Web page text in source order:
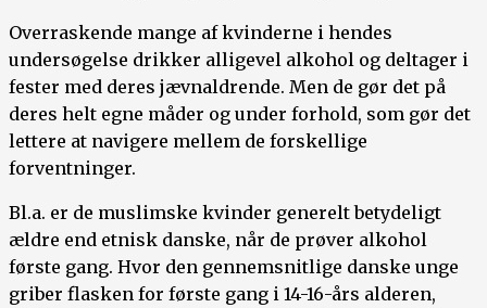
Overraskende mange af kvinderne i hendes
undersøgelse drikker alligevel alkohol og deltager i
fester med deres jævnaldrende. Men de gør det på
deres helt egne måder og under forhold, som gør det
lettere at navigere mellem de forskellige
forventninger.
Bl.a. er de muslimske kvinder generelt betydeligt
ældre end etnisk danske, når de prøver alkohol
første gang. Hvor den gennemsnitlige danske unge
griber flasken for første gang i 14-16-års alderen,